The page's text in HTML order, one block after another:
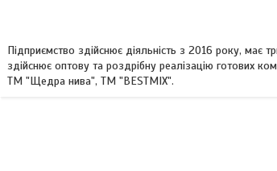
Підприємство здійснює діяльність з 2016 року, має
здійснює оптову та роздрібну реалізацію готових
ТМ "Щедра нива", ТМ "BESTMIX".